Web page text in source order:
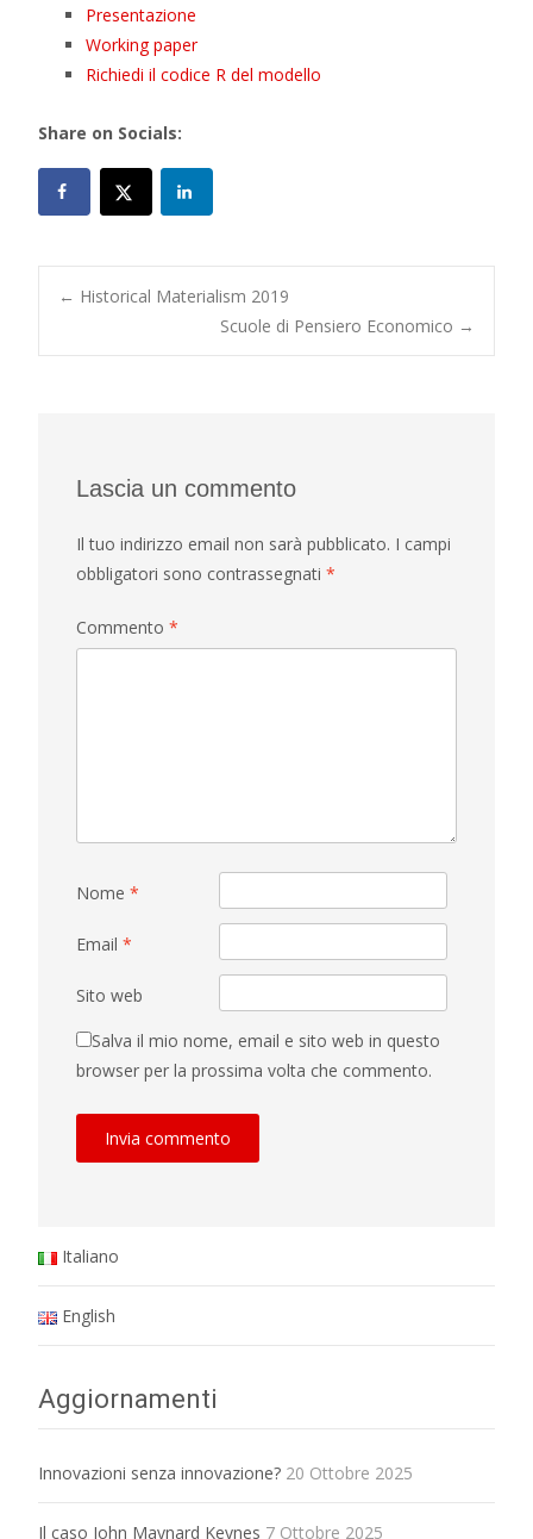
Presentazione
Working paper
Richiedi il codice R del modello
Share on Socials:
Post
← Historical Materialism 2019
Scuole di Pensiero Economico →
Lascia un commento
Il tuo indirizzo email non sarà pubblicato. I campi
obbligatori sono contrassegnati *
Commento *
Nome *
Email *
Sito web
Salva il mio nome, email e sito web in questo
browser per la prossima volta che commento.
Italiano
English
Aggiornamenti
Innovazioni senza innovazione? 20 Ottobre 2025
Il caso John Maynard Keynes 7 Ottobre 2025